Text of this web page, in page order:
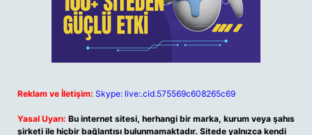
Reklam ve İletişim: Skype: live:.cid.575569c608265c69
Yasal Uyarı: Bu internet sitesi, herhangi bir marka, kurum veya şahıs
şirketi ile hiçbir bağlantısı bulunmamaktadır. Sitede yalnızca kendi